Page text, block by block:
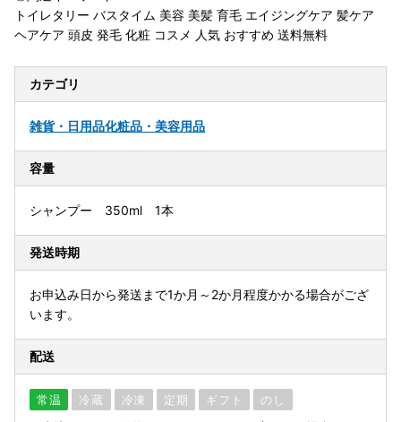
トイレタリー バスタイム 美容 美髪 育毛 エイジングケア 髪ケア
ヘアケア 頭皮 発毛 化粧 コスメ 人気 おすすめ 送料無料
カテゴリ
雑貨・日用品化粧品・美容用品
容量
シャンプー 350ml 1本
発送時期
お申込み日から発送まで1か月～2か月程度かかる場合がござ
います。
配送
常温 冷蔵 冷凍 定期 ギフト のし